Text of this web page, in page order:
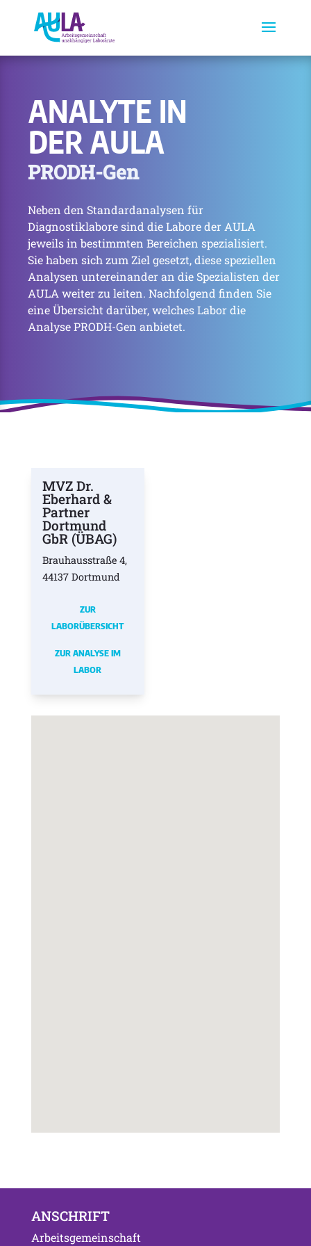
ANALYTE IN
DER AULA
PRODH-Gen
Neben den Standardanalysen für
Diagnostiklabore sind die Labore der AULA
jeweils in bestimmten Bereichen spezialisiert.
Sie haben sich zum Ziel gesetzt, diese speziellen
Analysen untereinander an die Spezialisten der
AULA weiter zu leiten. Nachfolgend finden Sie
eine Übersicht darüber, welches Labor die
Analyse PRODH-Gen anbietet.
MVZ Dr.
Eberhard &
Partner
Dortmund
GbR (ÜBAG)
Brauhausstraße 4,
44137 Dortmund
ZUR
LABORÜBERSICHT
ZUR ANALYSE IM
LABOR
ANSCHRIFT
Arbeitsgemeinschaft